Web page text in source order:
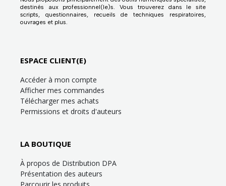
destinés aux professionnel(le)s. Vous trouverez dans le site
scripts, questionnaires, recueils de techniques respiratoires,
ouvrages et plus.
ESPACE CLIENT(E)
Accéder à mon compte
Afficher mes commandes
Télécharger mes achats
Permissions et droits d'auteurs
LA BOUTIQUE
À propos de Distribution DPA
Présentation des auteurs